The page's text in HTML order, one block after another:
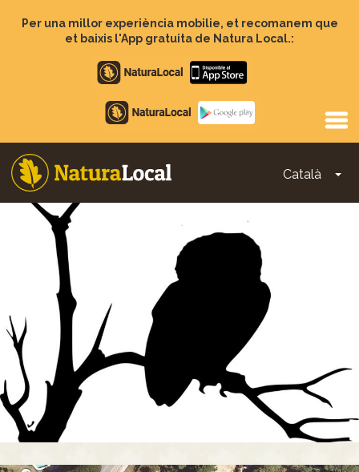
Per una millor experiència mobilie, et recomanem que
et baixis l'App gratuita de Natura Local.:
Apple
store
Google
Play
Català
Main
navigation